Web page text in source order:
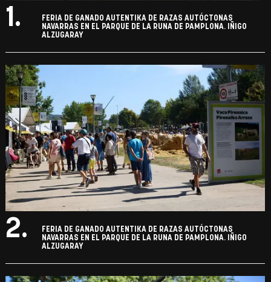
1.
FERIA DE GANADO AUTENTIKA DE RAZAS AUTÓCTONAS
NAVARRAS EN EL PARQUE DE LA RUNA DE PAMPLONA. IÑIGO
ALZUGARAY
2.
FERIA DE GANADO AUTENTIKA DE RAZAS AUTÓCTONAS
NAVARRAS EN EL PARQUE DE LA RUNA DE PAMPLONA. IÑIGO
ALZUGARAY